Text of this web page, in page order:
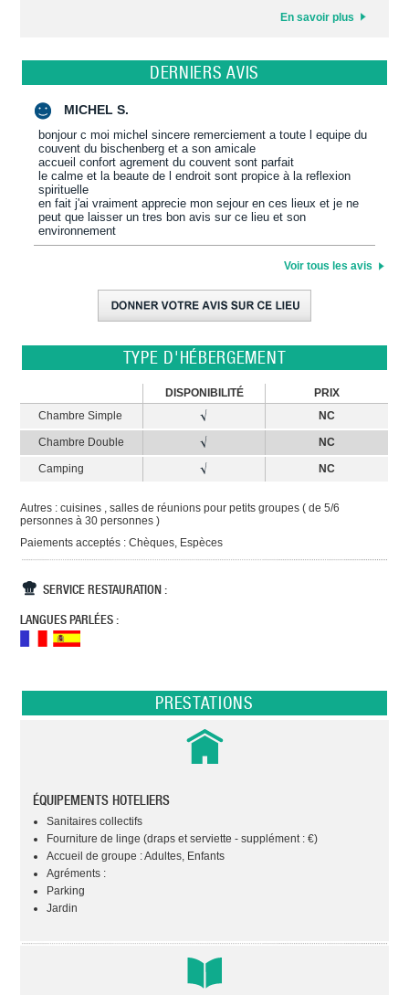
En savoir plus
DERNIERS AVIS
MICHEL S.
bonjour c moi michel sincere remerciement a toute l equipe du
couvent du bischenberg et a son amicale
accueil confort agrement du couvent sont parfait
le calme et la beaute de l endroit sont propice à la reflexion
spirituelle
en fait j'ai vraiment apprecie mon sejour en ces lieux et je ne
peut que laisser un tres bon avis sur ce lieu et son
environnement
Voir tous les avis
TYPE D'HÉBERGEMENT
DISPONIBILITÉ
PRIX
Chambre Simple
NC
Chambre Double NC
Camping NC
Autres : cuisines , salles de réunions pour petits groupes ( de 5/6
personnes à 30 personnes )
Paiements acceptés : Chèques, Espèces
SERVICE RESTAURATION :
LANGUES PARLÉES :
PRESTATIONS
ÉQUIPEMENTS HOTELIERS
Sanitaires collectifs
Fourniture de linge (draps et serviette - supplément : €)
Accueil de groupe : Adultes, Enfants
Agréments :
Parking
Jardin